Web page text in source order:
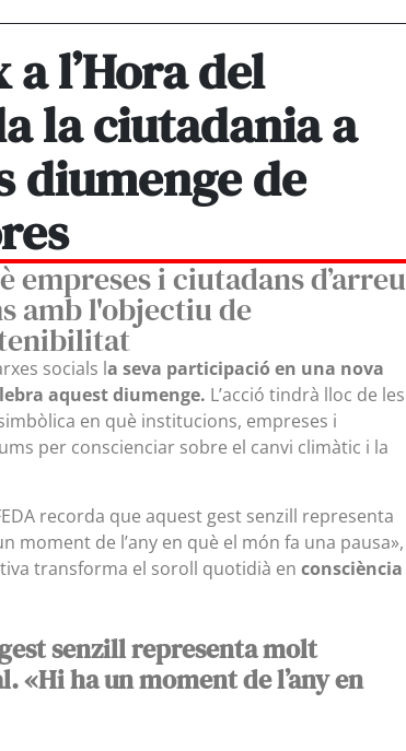
a l’Hora del
la ciutadania a
diumenge de
empreses i ciutadans d’arreu
amb l'objectiu de
socials la seva participació en una nova
aquest diumenge. L’acció tindrà lloc de les
en què institucions, empreses i
per conscienciar sobre el canvi climàtic i la
recorda que aquest gest senzill representa
moment de l’any en què el món fa una pausa»,
transforma el soroll quotidià en consciència
senzill representa molt
«Hi ha un moment de l’any en